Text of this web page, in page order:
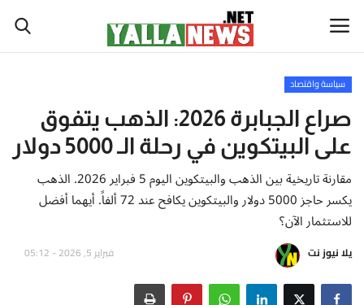
أخبار العالم
أخبار الوطن العربي
سياسة واقتصاد
سياسة واقتصاد
صراع الجبابرة 2026: الذهب يتفوق
على البيتكوين في رحلة الـ 5000 دولار
مقارنة تاريخية بين الذهب والبيتكوين اليوم 5 فبراير 2026. الذهب
يكسر حاجز 5000 دولار والبيتكوين يكافح عند 72 ألفاً. أيهما أفضل
للاستثمار الآن؟
يلا نيوز نت فبراير 5, 2026 - 05:12